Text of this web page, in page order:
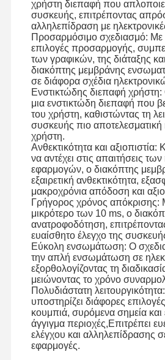
Επισκεψή
Εργοστασίου
Έλεγχος
Ποιότητας
Τε
Ζητήστε Μια
Προσφορά
Διακόπτης μεμβρανών συνήθειας
Βιομηχανικός διακόπτης
Εύκαμπτος διακόπτης μεμβρανών
Διακόπτης μεμβρανών PCB
Διακόπτης μεμβρανών FPC
Διακόπτης μεμβρανών Backlight
Διακόπτης μεμβρανών
Διακόπτης επιτροπής μεμβρανών
χρήστη διεπαφή που απλοποιεί
συσκευής, επιτρέποντας
αλληλεπίδραση με
Προσαρμόσιμο σχεδιασμό: Με
επιλογές προσαρμογής,
των γραφικών, της διάταξης
διακόπτης μεμβράνης
σε διάφορα σχέδια
Ενστικτώδης διεπαφή χρήστη:
μια ενστικτώδη διεπαφή που
του χρήστη, καθιστώντας τη
συσκευής πιο αποτελεσματική
χρήστη.
Ανθεκτικότητα και
να αντέχει στις απαιτήσεις
εφαρμογών, ο διακόπτης
εξαιρετική ανθεκτικότητα,
μακροχρόνια απόδοση και
Γρήγορος χρόνος απόκρισης:
μικρότερο των 10 ms, ο
ανατροφοδότηση,
ευαίσθητο έλεγχο της
Εύκολη ενσωμάτωση: Ο
την απλή ενσωμάτωση σε
εξορθολογίζοντας τη
μειώνοντας το χρόνο
Πολυδιάστατη
υποστηρίζει διάφορες
κουμπιά, συρόμενα σημεία και
άγγιγμα περιοχές,Επιτρέπει
ελέγχου και αλληλεπίδρασης
εφαρμογές.